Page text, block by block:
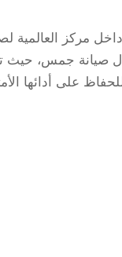
مركز العالمية
صيانة جمس، حيث
للحفاظ على أدائها